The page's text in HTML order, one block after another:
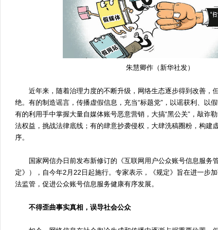
朱慧卿作（新华社发）
近年来，随着治理力度的不断升级，网络生态逐步得到改善，
绝。有的制造谣言，传播虚假信息，充当“标题党”，以谣获利、以
有的利用手中掌握大量自媒体账号恶意营销，大搞“黑公关”，敲诈
法权益，挑战法律底线；有的肆意抄袭侵权，大肆洗稿圈粉，构建
序。
国家网信办日前发布新修订的《互联网用户公众账号信息服务
定》），自今年2月22日起施行。专家表示，《规定》旨在进一步
法监管，促进公众账号信息服务健康有序发展。
不得歪曲事实真相，误导社会公众